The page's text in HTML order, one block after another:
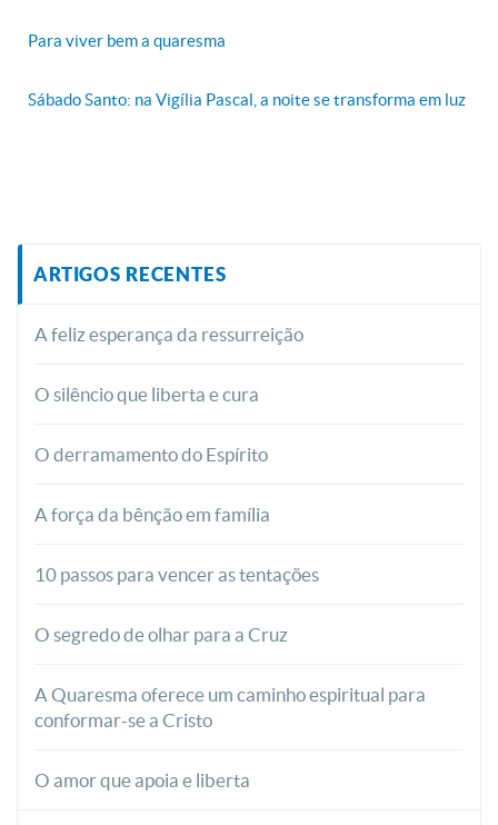
Para viver bem a quaresma
Sábado Santo: na Vigília Pascal, a noite se transforma em luz
ARTIGOS RECENTES
A feliz esperança da ressurreição
O silêncio que liberta e cura
O derramamento do Espírito
A força da bênção em família
10 passos para vencer as tentações
O segredo de olhar para a Cruz
A Quaresma oferece um caminho espiritual para
conformar-se a Cristo
O amor que apoia e liberta